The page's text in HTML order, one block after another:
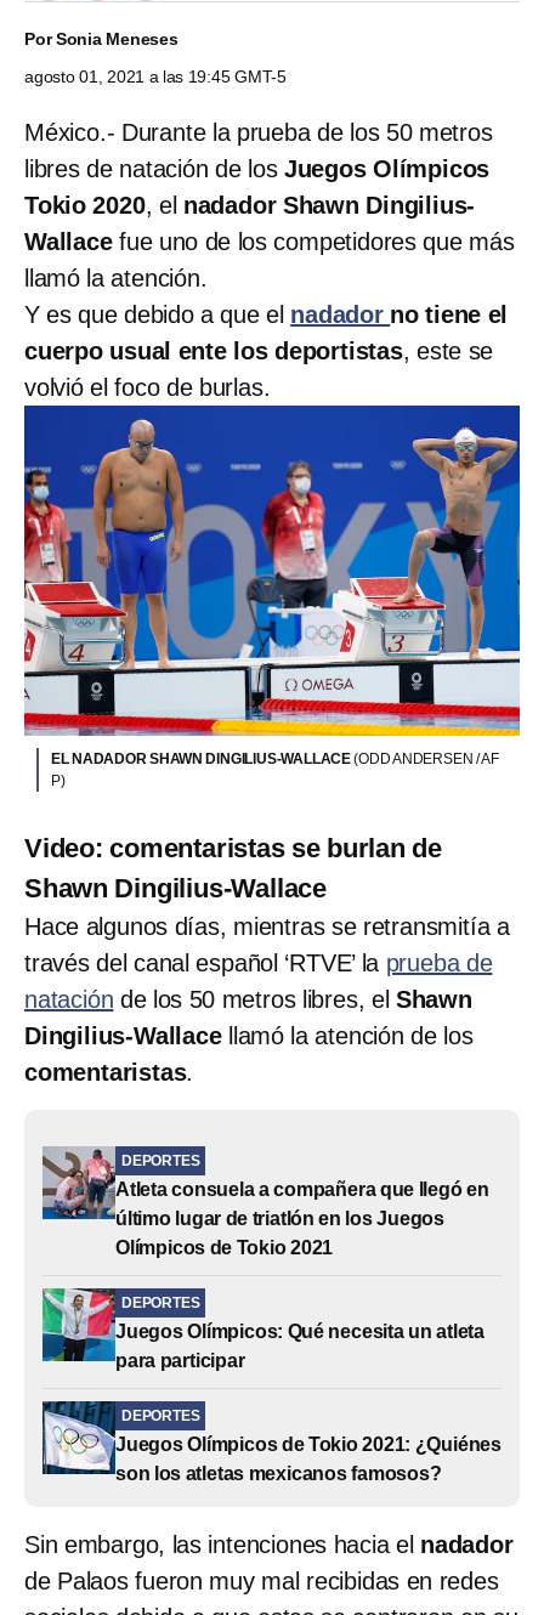
PorSonia Meneses
agosto 01, 2021 a las 19:45 GMT-5
México.- Durante la prueba de los 50 metros
libres de natación de los Juegos Olímpicos
Tokio 2020, el nadador Shawn Dingilius-
Wallacefue uno de los competidores que más
llamó la atención.
Y es que debido a que el nadador no tiene el
cuerpo usual ente los deportistas, este se
volvió el foco de burlas.
EL NADADOR SHAWN DINGILIUS-WALLACE(ODD ANDERSEN / AF
P)
Video: comentaristas se burlan de
Shawn Dingilius-Wallace
Hace algunos días, mientras se retransmitía a
través del canal español ‘RTVE’ la prueba de
natación de los 50 metros libres, el Shawn
Dingilius-Wallacellamó la atención de los
comentaristas.
DEPORTES
Atleta consuela a compañera que llegó en
último lugar de triatlón en los Juegos
Olímpicos de Tokio 2021
DEPORTES
Juegos Olímpicos: Qué necesita un atleta
para participar
DEPORTES
Juegos Olímpicos de Tokio 2021: ¿Quiénes
son los atletas mexicanos famosos?
Sin embargo, las intenciones hacia el nadador
de Palaos fueron muy mal recibidas en redes